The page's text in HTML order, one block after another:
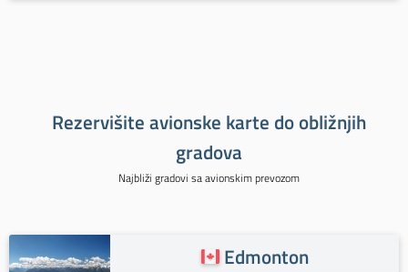
Rezervišite avionske karte do obližnjih
gradova
Najbliži gradovi sa avionskim prevozom
Edmonton